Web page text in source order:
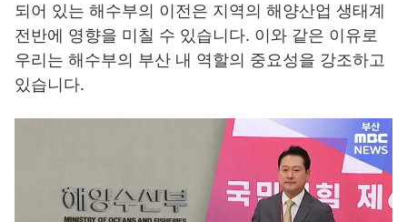
되어 있는 해수부의 이전은 지역의 해양산업 생태계
전반에 영향을 미칠 수 있습니다. 이와 같은 이유로
우리는 해수부의 부산 내 역할의 중요성을 강조하고
있습니다.